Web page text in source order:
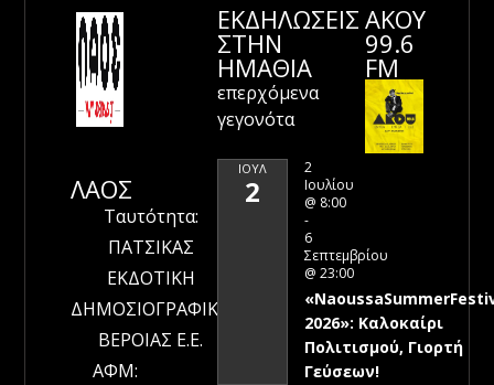
ΛΑΟΣ
Ταυτότητα:
ΠΑΤΣΙΚΑΣ
ΕΚΔΟΤΙΚΗ
ΔΗΜΟΣΙΟΓΡΑΦΙΚΗ
ΒΕΡΟΙΑΣ Ε.Ε.
ΑΦΜ:
ΕΚΔΗΛΩΣΕΙΣ
ΣΤΗΝ
ΗΜΑΘΊΑ
επερχόμενα
γεγονότα
ΙΟΎΛ
2
2
Ιουλίου
@ 8:00
-
6
Σεπτεμβρίου
@ 23:00
2026»: Καλοκαίρι
Πολιτισμού, Γιορτή
Γεύσεων!
ΑΚΟΥ
99.6
FM